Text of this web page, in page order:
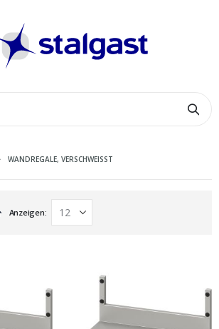
WANDREGALE, VERSCHWEISST
In
absteigender
Anzeigen